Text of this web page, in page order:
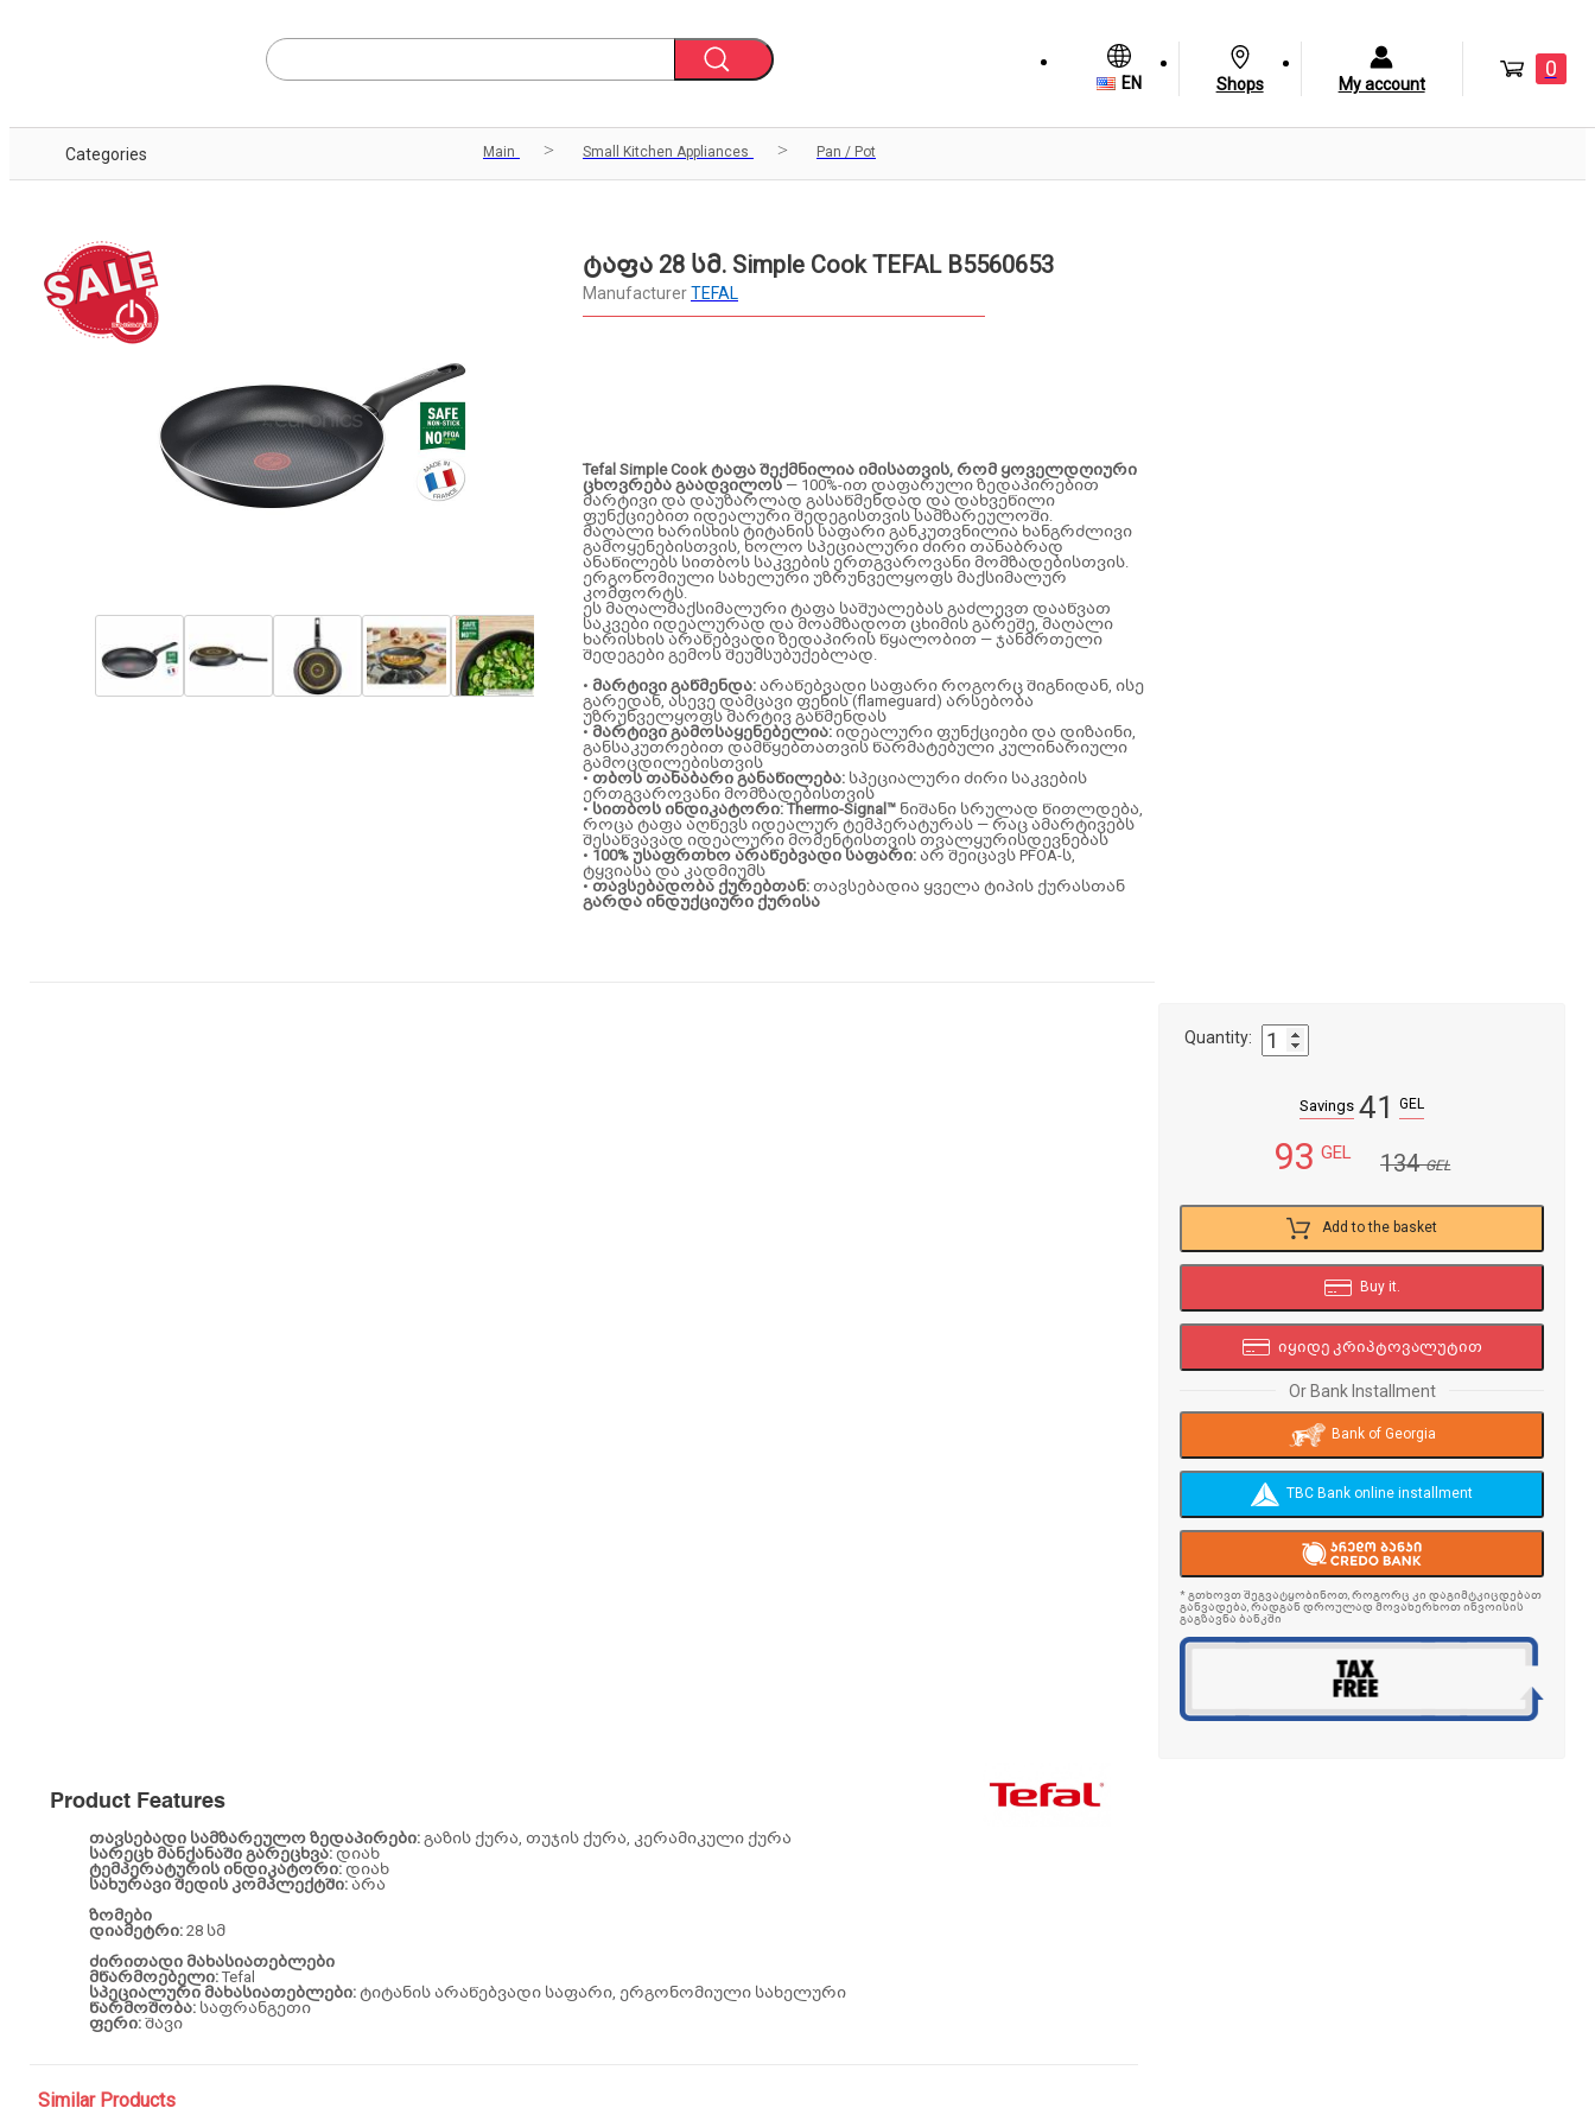
EN Shops My account
0
Categories Main Small Kitchen Appliances Pan / Pot
ტაფა 28 სმ. Simple Cook TEFAL B5560653
ManufacturerTEFAL
Tefal Simple Cook ტაფა შექმნილია იმისათვის, რომ ყოველდღიური
ცხოვრება გაადვილოს — 100%-ით დაფარული ზედაპირებით
მარტივი და დაუზარლად გასაწმენდად და დახვეწილი
ფუნქციებით იდეალური შედეგისთვის სამზარეულოში.
მაღალი ხარისხის ტიტანის საფარი განკუთვნილია ხანგრძლივი
გამოყენებისთვის, ხოლო სპეციალური ძირი თანაბრად
ანაწილებს სითბოს საკვების ერთგვაროვანი მომზადებისთვის.
ერგონომიული სახელური უზრუნველყოფს მაქსიმალურ
კომფორტს.
ეს მაღალმაქსიმალური ტაფა საშუალებას გაძლევთ დააწვათ
საკვები იდეალურად და მოამზადოთ ცხიმის გარეშე, მაღალი
ხარისხის არაწებვადი ზედაპირის წყალობით — ჯანმრთელი
შედეგები გემოს შეუმსუბუქებლად.
• მარტივი გაწმენდა: არაწებვადი საფარი როგორც შიგნიდან, ისე
გარედან, ასევე დამცავი ფენის (flameguard) არსებობა
უზრუნველყოფს მარტივ გაწმენდას
• მარტივი გამოსაყენებელია: იდეალური ფუნქციები და დიზაინი,
განსაკუთრებით დამწყებთათვის წარმატებული კულინარიული
გამოცდილებისთვის
• თბოს თანაბარი განაწილება: სპეციალური ძირი საკვების
ერთგვაროვანი მომზადებისთვის
• სითბოს ინდიკატორი: Thermo-Signal™ ნიშანი სრულად წითლდება,
როცა ტაფა აღწევს იდეალურ ტემპერატურას — რაც ამარტივებს
შესაწვავად იდეალური მომენტისთვის თვალყურისდევნებას
• 100% უსაფრთხო არაწებვადი საფარი: არ შეიცავს PFOA-ს,
ტყვიასა და კადმიუმს
• თავსებადობა ქურებთან: თავსებადია ყველა ტიპის ქურასთან
გარდა ინდუქციური ქურისა
Quantity:
Savings 41 GEL
93 GEL 134GEL
Add to the basket
Buy it.
იყიდე კრიპტოვალუტით
Or Bank Installment
Bank of Georgia
TBC Bank online installment
* გთხოვთ შეგვატყობინოთ, როგორც კი დაგიმტკიცდებათ
განვადება, რადგან დროულად მოვახერხოთ ინვოისის
გაგზავნა ბანკში
Product Features
თავსებადი სამზარეულო ზედაპირები: გაზის ქურა, თუჯის ქურა, კერამიკული ქურა
სარეცხ მანქანაში გარეცხვა: დიახ
ტემპერატურის ინდიკატორი: დიახ
სახურავი შედის კომპლექტში: არა
ზომები
დიამეტრი: 28 სმ
ძირითადი მახასიათებლები
მწარმოებელი: Tefal
სპეციალური მახასიათებლები: ტიტანის არაწებვადი საფარი, ერგონომიული სახელური
წარმოშობა: საფრანგეთი
ფერი: შავი
Similar Products